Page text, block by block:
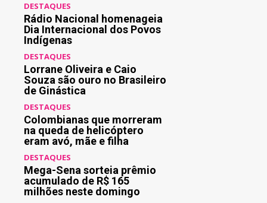
DESTAQUES
Rádio Nacional homenageia
Dia Internacional dos Povos
Indígenas
DESTAQUES
Lorrane Oliveira e Caio
Souza são ouro no Brasileiro
de Ginástica
DESTAQUES
Colombianas que morreram
na queda de helicóptero
eram avó, mãe e filha
DESTAQUES
Mega-Sena sorteia prêmio
acumulado de R$ 165
milhões neste domingo